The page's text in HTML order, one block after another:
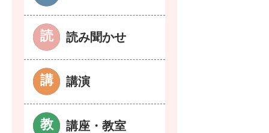
読み聞かせ
講演
講座・教室